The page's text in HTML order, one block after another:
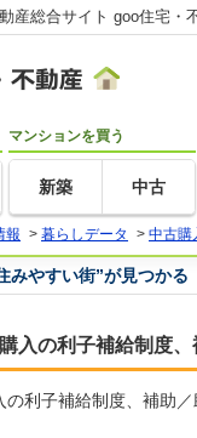
産総合サイト goo住宅・
マンションを買う
新築 中古
報 > 暮らしデータ > 中古購
みやすい街”が見つかる
入の利子補給制度
の利子補給制度、補助